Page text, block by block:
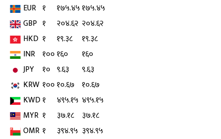
EUR १ १७५.४५१७५.४५
GBP १ २०४.६२ २०४.६२
HKD १ १९.३८
१९.३८
INR १००१६०
१६०
JPY
१० ९.६३
९.६३
KRW १००१०.६७ १०.६७
KWD१ ४९५.१५ ४९५.१५
MYR १ ३७.१८
३७.१८
OMR १ ३९४.९५ ३९४.९५